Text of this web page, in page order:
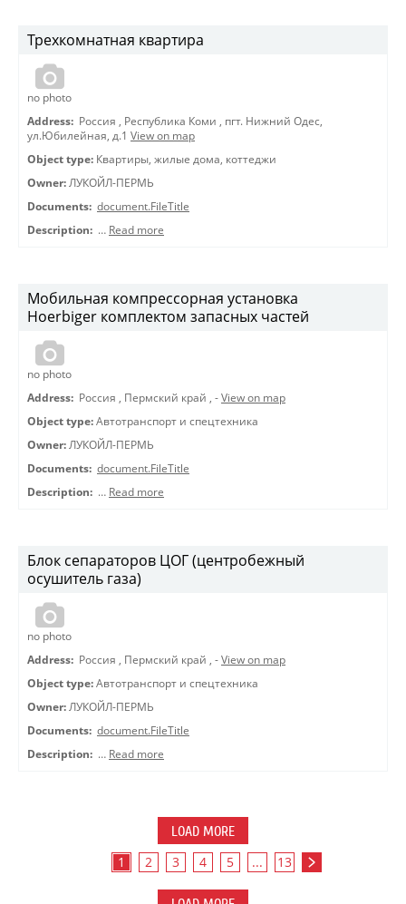
Трехкомнатная квартира
no photo
Address: Россия , Республика Коми , пгт. Нижний Одес,
ул.Юбилейная, д.1 View on map
Object type: Квартиры, жилые дома, коттеджи
Owner: ЛУКОЙЛ-ПЕРМЬ
Documents: document.FileTitle
Description: … Read more
Мобильная компрессорная установка
Hoerbiger комплектом запасных частей
no photo
Address: Россия , Пермский край , - View on map
Object type: Автотранспорт и спецтехника
Owner: ЛУКОЙЛ-ПЕРМЬ
Documents: document.FileTitle
Description: … Read more
Блок сепараторов ЦОГ (центробежный
осушитель газа)
no photo
Address: Россия , Пермский край , - View on map
Object type: Автотранспорт и спецтехника
Owner: ЛУКОЙЛ-ПЕРМЬ
Documents: document.FileTitle
Description: … Read more
LOAD MORE
1 2 3 4 5 ... 13